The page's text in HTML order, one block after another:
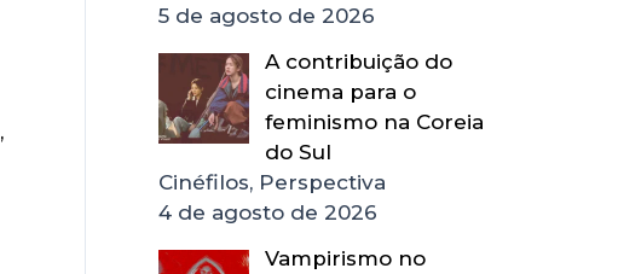
,
5 de agosto de 2026
A contribuição do
cinema para o
feminismo na Coreia
do Sul
Cinéfilos, Perspectiva
4 de agosto de 2026
Vampirismo no